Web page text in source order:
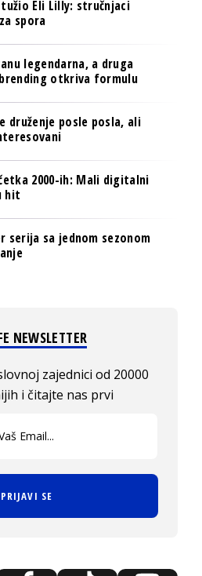
Eli Lilly: stručnjaci
spora
legendarna, a druga
otkriva formulu
druženje posle posla, ali
2000-ih: Mali digitalni
hit
sa jednom sezonom
NEWSLETTER
zajednici od 20000
i čitajte nas prvi
PRIJAVI SE